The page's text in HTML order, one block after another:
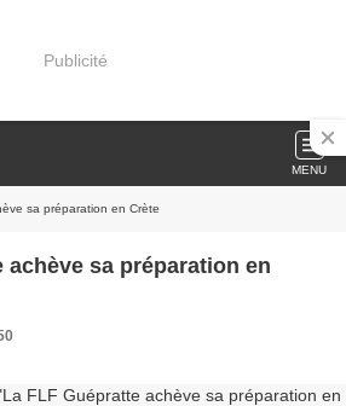
Publicité
MENU
sa préparation en Crète
achève sa préparation en